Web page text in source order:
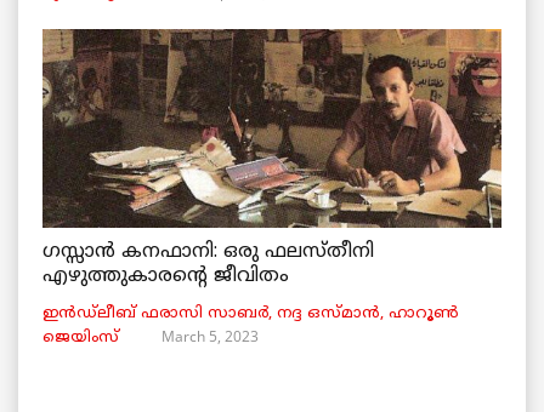
ഗസ്സാൻ കനഫാനി: ഒരു ഫലസ്തീനി
എഴുത്തുകാരന്റെ ജീവിതം
ഇൻഡ്ലീബ് ​​ഫരാസി സാബർ, നദ്ദ ഒസ്മാൻ, ഹാറൂൺ
ജെയിംസ്
March 5, 2023